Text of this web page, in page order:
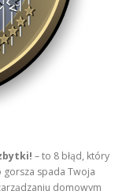
– to 8 błąd, który
gorsza spada Twoja
domowym